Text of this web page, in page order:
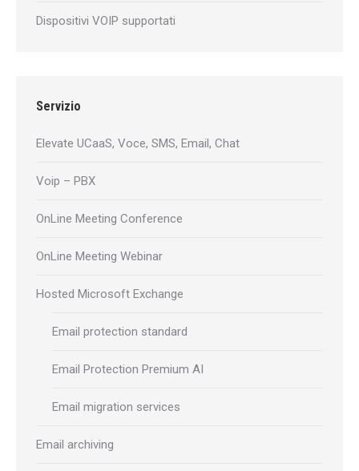
Dispositivi VOIP supportati
Servizio
Elevate UCaaS, Voce, SMS, Email, Chat
Voip – PBX
OnLine Meeting Conference
OnLine Meeting Webinar
Hosted Microsoft Exchange
Email protection standard
Email Protection Premium AI
Email migration services
Email archiving